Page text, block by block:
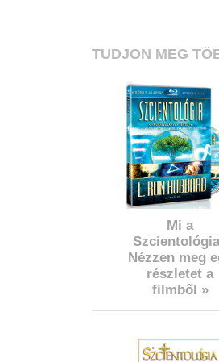
TUDJON MEG
Mi a
Nézzen meg
részletet a
filmből »